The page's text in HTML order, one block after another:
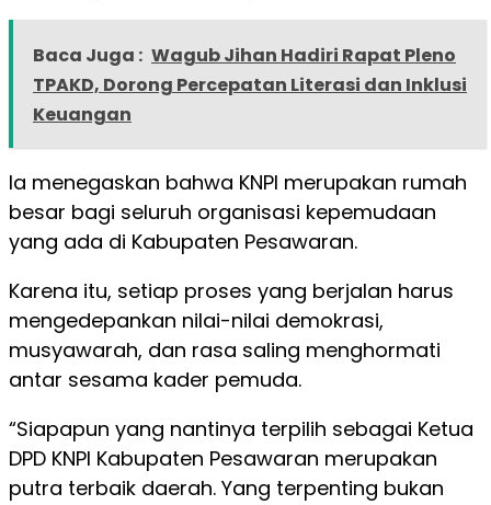
Baca Juga : Wagub Jihan Hadiri Rapat Pleno
TPAKD, Dorong Percepatan Literasi dan Inklusi
Keuangan
Ia menegaskan bahwa KNPI merupakan rumah
besar bagi seluruh organisasi kepemudaan
yang ada di Kabupaten Pesawaran.
Karena itu, setiap proses yang berjalan harus
mengedepankan nilai-nilai demokrasi,
musyawarah, dan rasa saling menghormati
antar sesama kader pemuda.
“Siapapun yang nantinya terpilih sebagai Ketua
DPD KNPI Kabupaten Pesawaran merupakan
putra terbaik daerah. Yang terpenting bukan